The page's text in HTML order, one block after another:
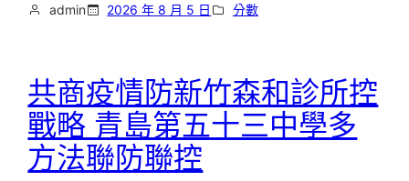
admin 2026 年 8 月 5 日 分數
共商疫情防新竹森和診所控
戰略 青島第五十三中學多
方法聯防聯控